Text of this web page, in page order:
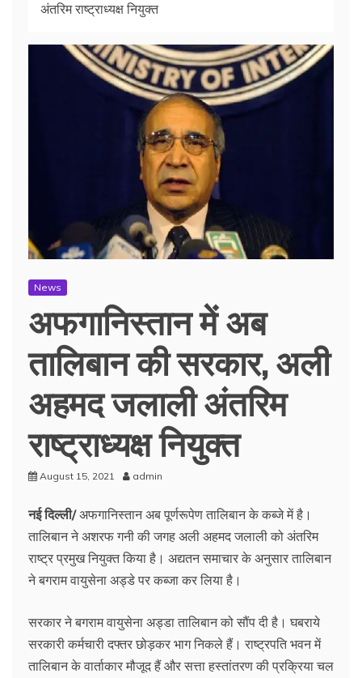
अंतरिम राष्ट्राध्यक्ष नियुक्त
News
अफगानिस्तान में अब
तालिबान की सरकार, अली
अहमद जलाली अंतरिम
राष्ट्राध्यक्ष नियुक्त
August 15, 2021 admin
नई दिल्ली/अफगानिस्तान अब पूर्णरूपेण तालिबान के कब्जे में है।
तालिबान ने अशरफ गनी की जगह अली अहमद जलाली को अंतरिम
राष्ट्र प्रमुख नियुक्त किया है। अद्यतन समाचार के अनुसार तालिबान
ने बगराम वायुसेना अड्डे पर कब्जा कर लिया है।
सरकार ने बगराम वायुसेना अड्डा तालिबान को सौंप दी है। घबराये
सरकारी कर्मचारी दफ्तर छोड़कर भाग निकले हैं। राष्ट्रपति भवन में
तालिबान के वार्ताकार मौजूद हैं और सत्ता हस्तांतरण की प्रक्रिया चल